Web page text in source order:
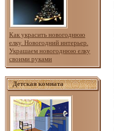
Как украсить новогоднюю
елку. Новогодний интерьер.
Украшаем новогоднюю елку
своими руками
Детская комната